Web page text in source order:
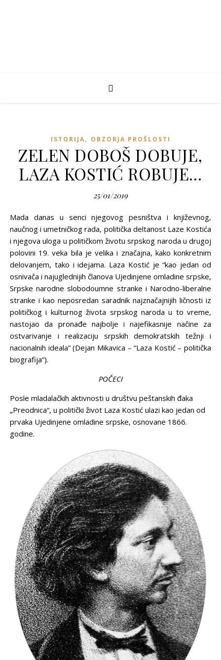
ISTORIJA, OBZORJA PROŠLOSTI
ZELEN DOBOŠ DOBUJE,
LAZA KOSTIĆ ROBUJE…
25/01/2019
Mada danas u senci njegovog pesništva i književnog,
naučnog i umetničkog rada, politička deltanost Laze Kostića
i njegova uloga u političkom životu srpskog naroda u drugoj
polovini 19. veka bila je velika i značajna, kako konkretnim
delovanjem, tako i idejama. Laza Kostić je “kao jedan od
osnivača i najuglednijih članova Ujedinjene omladine srpske,
Srpske narodne slobodoumne stranke i Narodno-liberalne
stranke i kao neposredan saradnik najznačajnijih ličnosti iz
političkog i kulturnog života srpskog naroda u to vreme,
nastojao da pronađe najbolje i najefikasnije načine za
ostvarivanje i realizaciju srpskih demokratskih težnji i
nacionalnih ideala” (Dejan Mikavica – “Laza Kostić – politička
biografija”).
POČECI
Posle mladalačkih aktivnosti u društvu peštanskih đaka
„Preodnica“, u politički život Laza Kostić ulazi kao jedan od
prvaka Ujedinjene omladine srpske, osnovane 1866.
godine.